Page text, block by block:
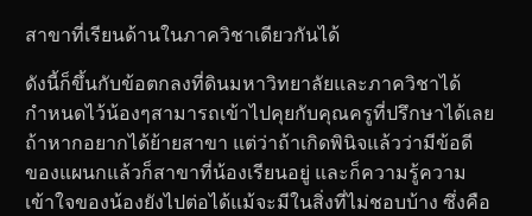
สาขาที่เรียนด้านในภาควิชาเดียวกันได้
ดังนี้ก็ขึ้นกับข้อตกลงที่ดินมหาวิทยาลัยและภาควิชาได้
กำหนดไว้น้องๆสามารถเข้าไปคุยกับคุณครูที่ปรึกษาได้เลย
ถ้าหากอยากได้ย้ายสาขา แต่ว่าถ้าเกิดพินิจแล้วว่ามีข้อดี
ของแผนกแล้วก็สาขาที่น้องเรียนอยู่ และก็ความรู้ความ
เข้าใจของน้องยังไปต่อได้แม้จะมีในสิ่งที่ไม่ชอบบ้าง ซึ่งคือ